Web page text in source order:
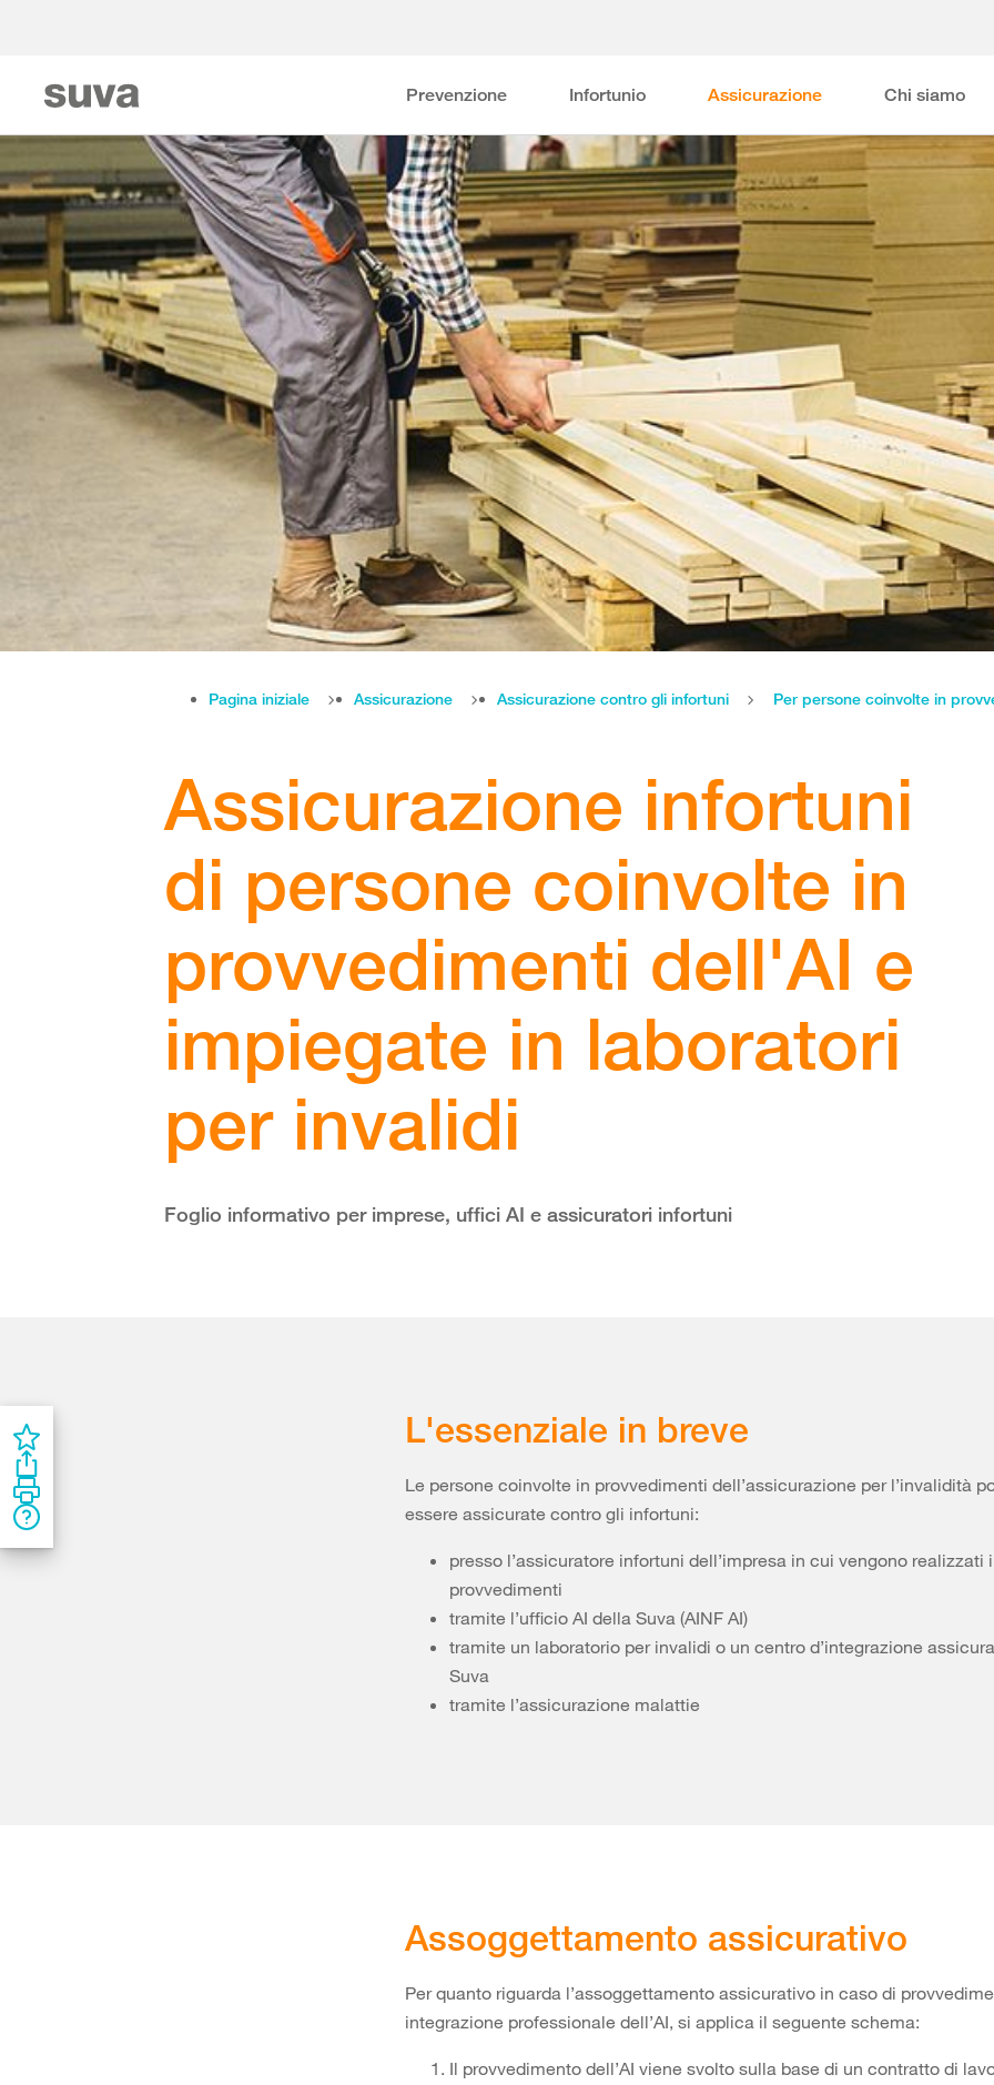
Prevenzione Infortunio Assicurazione Chi siamo
Pagina iniziale Assicurazione Assicurazione contro gli infortuni Per persone coinvolte in
Assicurazione infortuni
di persone coinvolte in
provvedimenti dell'AI e
impiegate in laboratori
per invalidi
Foglio informativo per imprese, uffici AI e assicuratori infortuni
L'essenziale in breve
Le persone coinvolte in provvedimenti dell’assicurazione per l’invalidità
essere assicurate contro gli infortuni:
presso l’assicuratore infortuni dell’impresa in cui vengono realizzati i
provvedimenti
tramite l’ufficio AI della Suva (AINF AI)
tramite un laboratorio per invalidi o un centro d’integrazione
Suva
tramite l’assicurazione malattie
Assoggettamento assicurativo
Per quanto riguarda l’assoggettamento assicurativo in caso di
integrazione professionale dell’AI, si applica il seguente schema:
Il provvedimento dell’AI viene svolto sulla base di un contratto di